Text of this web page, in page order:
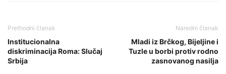
Prethodni članak
Institucionalna
diskriminacija Roma: Slučaj
Srbija
Naredni članak
Mladi iz Brčkog, Bijeljine i
Tuzle u borbi protiv rodno
zasnovanog nasilja